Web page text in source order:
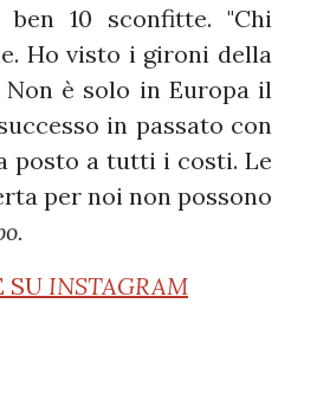
10 sconfitte. "Chi
Ho visto i gironi della
è solo in Europa il
in passato con
posto a tutti i costi. Le
per noi non possono
SU INSTAGRAM